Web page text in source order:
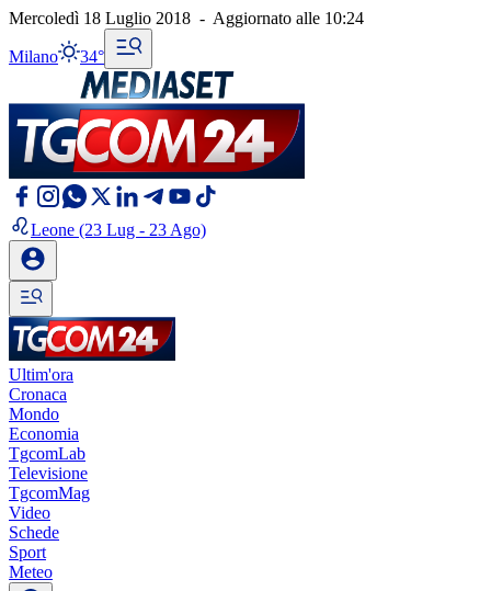
Mercoledì 18 Luglio 2018 - Aggiornato alle 10:24
Milano 34°
Leone (23 Lug - 23 Ago)
Ultim'ora
Cronaca
Mondo
Economia
TgcomLab
Televisione
TgcomMag
Video
Schede
Sport
Meteo